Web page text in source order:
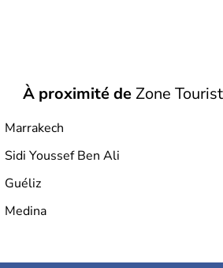
À proximité deZone
ⵜⴰⵎⵏⴰⴹⵜ
Marrakech
Sidi Youssef Ben Ali
Guéliz
Medina